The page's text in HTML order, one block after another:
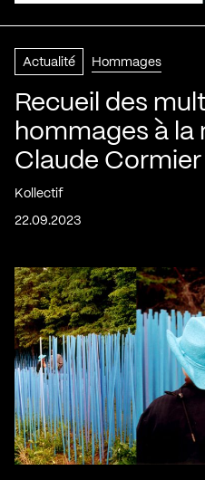
Actualité Hommages
Recueil des
hommages à la
Claude
Kollectif
22.09.2023